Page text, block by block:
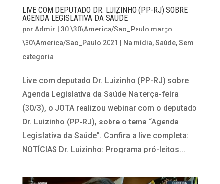
LIVE COM DEPUTADO DR. LUIZINHO (PP-RJ) SOBRE
AGENDA LEGISLATIVA DA SAÚDE
por Admin
30 \30\America/Sao_Paulo março
\30\America/Sao_Paulo 2021
Na mídia,Saúde,Sem
categoria
Live com deputado Dr. Luizinho (PP-RJ) sobre
Agenda Legislativa da Saúde Na terça-feira
(30/3), o JOTA realizou webinar com o deputado
Dr. Luizinho (PP-RJ), sobre o tema “Agenda
Legislativa da Saúde”. Confira a live completa:
NOTÍCIAS Dr. Luizinho: Programa pró-leitos...